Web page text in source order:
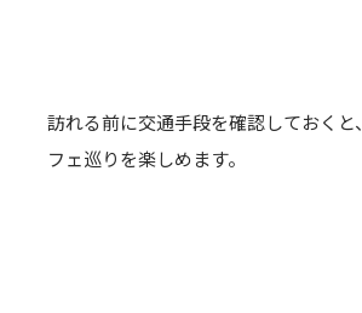
訪れる前に交通手段を確認しておくと
フェ巡りを楽しめます。